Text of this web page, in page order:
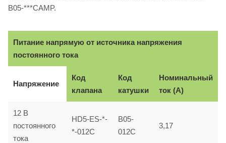
B05-***CAMP.
Питание напрямую от источника напряжения
постоянного тока
Напряжение
Код
клапана
Код
катушки
Номинальный
ток (A)
12 B
постоянного
тока
HD5-ES-*-
*-012C
B05-
012C
3,17